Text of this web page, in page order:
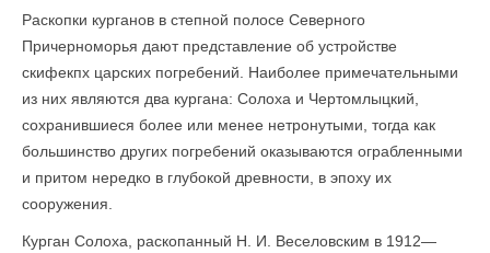
Раскопки курганов в степной полосе Северного
Причерноморья дают представление об устройстве
скифекпх царских погребений. Наиболее примечательными
из них являются два кургана: Солоха и Чертомлыцкий,
сохранившиеся более или менее нетронутыми, тогда как
большинство других погребений оказываются ограбленными
и притом нередко в глубокой древности, в эпоху их
сооружения.
Курган Солоха, раскопанный Н. И. Веселовским в 1912—